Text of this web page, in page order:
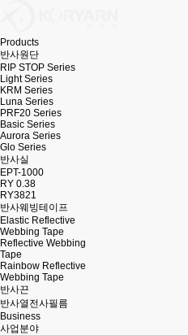
Products
반사원단
RIP STOP Series
Light Series
KRM Series
Luna Series
PRF20 Series
Basic Series
Aurora Series
Glo Series
반사실
EPT-1000
RY 0.38
RY3821
반사웨빙테이프
Elastic Reflective
Webbing Tape
Reflective Webbing
Tape
Rainbow Reflective
Webbing Tape
반사끈
반사열전사필름
Business
사업분야